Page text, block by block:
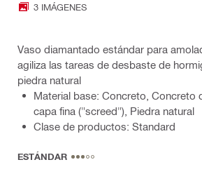
3 IMÁGENES
Vaso diamantado estándar para
agiliza las tareas de desbaste de
piedra natural
Material base: Concreto, Concreto
capa fina ("screed"), Piedra natural
Clase de productos: Standard
ESTÁNDAR